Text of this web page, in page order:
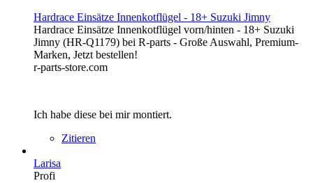
Hardrace Einsätze Innenkotflügel - 18+ Suzuki Jimny
Hardrace Einsätze Innenkotflügel vorn/hinten - 18+ Suzuki
Jimny (HR-Q1179) bei R-parts - Große Auswahl, Premium-
Marken, Jetzt bestellen!
r-parts-store.com
Ich habe diese bei mir montiert.
Zitieren
Larisa
Profi